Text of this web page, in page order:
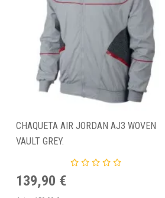
CHAQUETA AIR JORDAN AJ3 WOVEN
VAULT GREY.
139,90 €